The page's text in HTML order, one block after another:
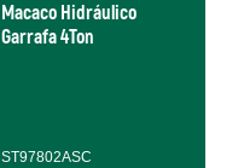
Macaco Hidráulico
Garrafa 4Ton
ST97802ASC